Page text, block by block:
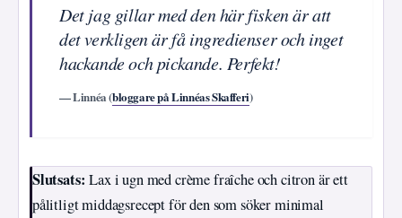
Det jag gillar med den här fisken är att
det verkligen är få ingredienser och inget
hackande och pickande. Perfekt!
— Linnéa (bloggare på Linnéas Skafferi)
Slutsats: Lax i ugn med crème fraîche och citron är ett
pålitligt middagsrecept för den som söker minimal